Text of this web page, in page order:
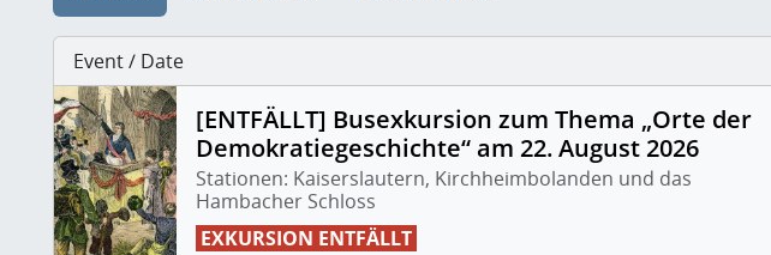
Event / Date
[ENTFÄLLT] Busexkursion zum Thema „Orte der
Demokratiegeschichte“ am 22. August 2026
Stationen: Kaiserslautern, Kirchheimbolanden und das
Hambacher Schloss
EXKURSION ENTFÄLLT